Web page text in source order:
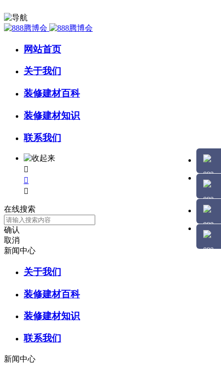
网站首页
关于我们
装修建材百科
装修建材知识
联系我们



在线搜索
确认
取消
新闻中心
关于我们
装修建材百科
装修建材知识
联系我们
新闻中心